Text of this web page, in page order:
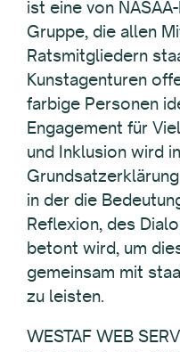
ist eine von
Gruppe, die allen
Ratsmitgliedern
Kunstagenturen
farbige Personen
Engagement für
und Inklusion wird
in der die
Reflexion, des
betont wird, um
gemeinsam mit
zu leisten.
WESTAF